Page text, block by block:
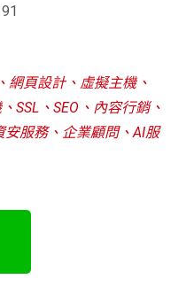
網頁設計、虛擬主機、
SSL、SEO、內容行銷、
服務、企業顧問、AI服